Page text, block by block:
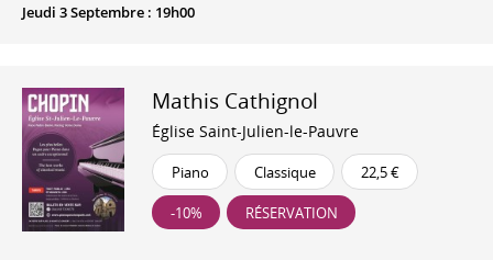
Jeudi 3 Septembre : 19h00
Mathis Cathignol
Église Saint-Julien-le-Pauvre
Piano Classique 22,5 €
-10% RÉSERVATION